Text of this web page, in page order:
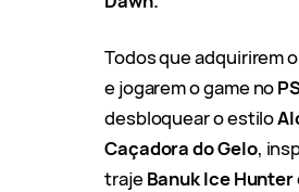
Todos que adquirirem
e jogarem o game no
desbloquear o estilo
Caçadora do Gelo,
trajeBanuk Ice Hunter